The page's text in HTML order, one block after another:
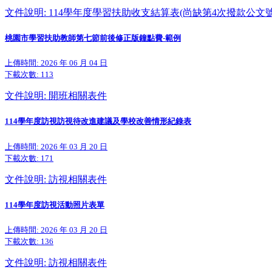
文件說明: 114學年度學習扶助收支結算表(尚缺第4次撥款公文
桃園市學習扶助教師第七節前後修正版鐘點費-範例
上傳時間: 2026 年 06 月 04 日
下載次數: 113
文件說明: 開班相關表件
114學年度訪視訪視待改進建議及學校改善情形紀錄表
上傳時間: 2026 年 03 月 20 日
下載次數: 171
文件說明: 訪視相關表件
114學年度訪視活動照片表單
上傳時間: 2026 年 03 月 20 日
下載次數: 136
文件說明: 訪視相關表件